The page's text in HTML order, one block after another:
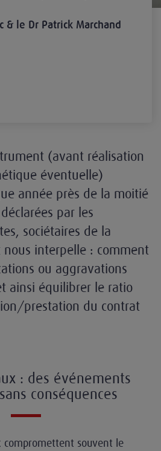
& le Dr Patrick Marchand
(avant réalisation
éventuelle)
année près de la moitié
par les
sociétaires de la
nous interpelle : comment
ou aggravations
ainsi équilibrer le ratio
prestation du contrat
: des événements
conséquences
compromettent souvent le